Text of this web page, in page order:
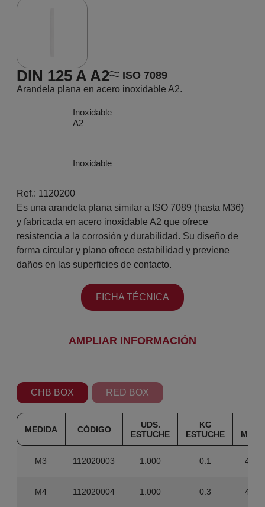
DIN 125 A A2 ISO 7089
Arandela plana en acero inoxidable A2.
Inoxidable
A2
Inoxidable
Ref.: 1120200
Es una arandela plana similar a ISO 7089 (hasta M36)
y fabricada en acero inoxidable A2 que ofrece
resistencia a la corrosión y durabilidad. Su diseño de
forma circular y plano ofrece estabilidad y previene
daños en las superficies de contacto.
FICHA TÉCNICA
AMPLIAR INFORMACIÓN
CHB BOX RED BOX
MEDIDA CÓDIGO
UDS.
ESTUCHE
KG
ESTUCHE
M3 112020003 1.000 0.1
M4 112020004 1.000 0.3